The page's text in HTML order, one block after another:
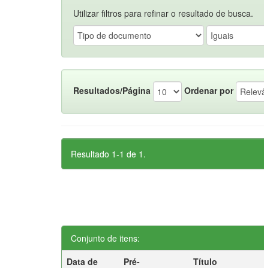
Utilizar filtros para refinar o resultado de busca.
Resultados/Página Ordenar por
Resultado 1-1 de 1.
Conjunto de itens:
Data de
Pré-
Título